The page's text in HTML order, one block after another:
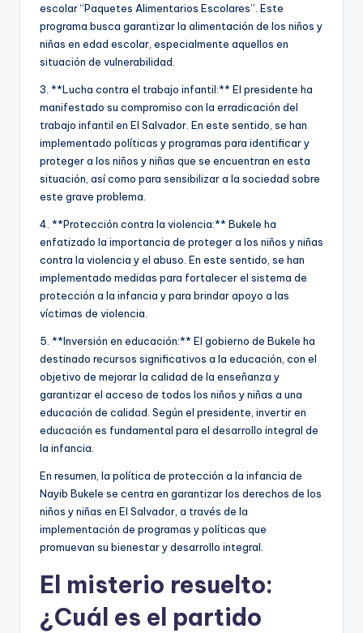
escolar “Paquetes Alimentarios Escolares”. Este
programa busca garantizar la alimentación de los niños y
niñas en edad escolar, especialmente aquellos en
situación de vulnerabilidad.
3. **Lucha contra el trabajo infantil:** El presidente ha
manifestado su compromiso con la erradicación del
trabajo infantil en El Salvador. En este sentido, se han
implementado políticas y programas para identificar y
proteger a los niños y niñas que se encuentran en esta
situación, así como para sensibilizar a la sociedad sobre
este grave problema.
4. **Protección contra la violencia:** Bukele ha
enfatizado la importancia de proteger a los niños y niñas
contra la violencia y el abuso. En este sentido, se han
implementado medidas para fortalecer el sistema de
protección a la infancia y para brindar apoyo a las
víctimas de violencia.
5. **Inversión en educación:** El gobierno de Bukele ha
destinado recursos significativos a la educación, con el
objetivo de mejorar la calidad de la enseñanza y
garantizar el acceso de todos los niños y niñas a una
educación de calidad. Según el presidente, invertir en
educación es fundamental para el desarrollo integral de
la infancia.
En resumen, la política de protección a la infancia de
Nayib Bukele se centra en garantizar los derechos de los
niños y niñas en El Salvador, a través de la
implementación de programas y políticas que
promuevan su bienestar y desarrollo integral.
El misterio resuelto:
¿Cuál es el partido